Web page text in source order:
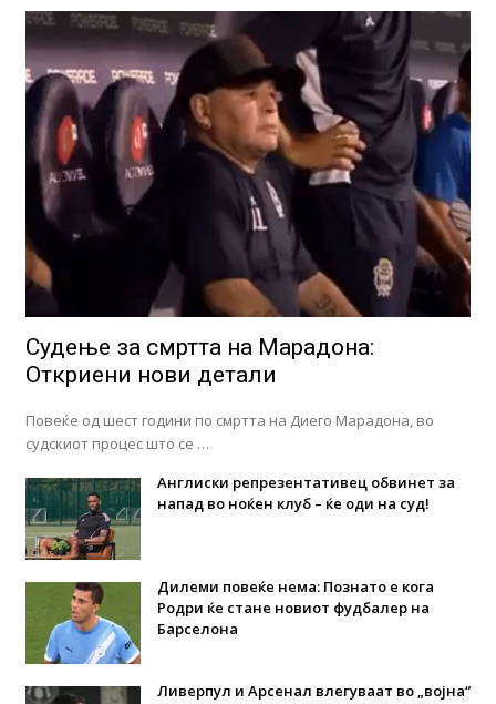
Судење за смртта на Марадона:
Откриени нови детали
Повеќе од шест години по смртта на Диего Марадона, во
судскиот процес што се …
Англиски репрезентативец обвинет за
напад во ноќен клуб – ќе оди на суд!
Дилеми повеќе нема: Познато е кога
Родри ќе стане новиот фудбалер на
Барселона
Ливерпул и Арсенал влегуваат во „војна“